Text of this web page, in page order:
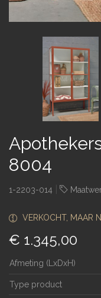
8004
1-2203-014
VERKOCHT, MAAR
€ 1.345,00
Afmeting (LxDxH)
Type product